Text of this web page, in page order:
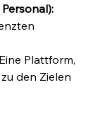
Eine Plattform,
den Zielen